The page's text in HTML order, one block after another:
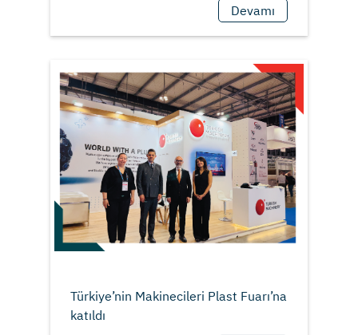
Devamı
Türkiye’nin Makinecileri Plast Fuarı’na